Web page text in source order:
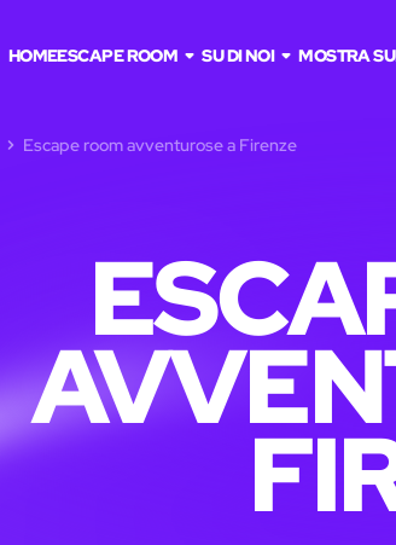
HOMEESCAPE ROOM SU DI NOI MOSTRA
Escape room avventurose a Firenze